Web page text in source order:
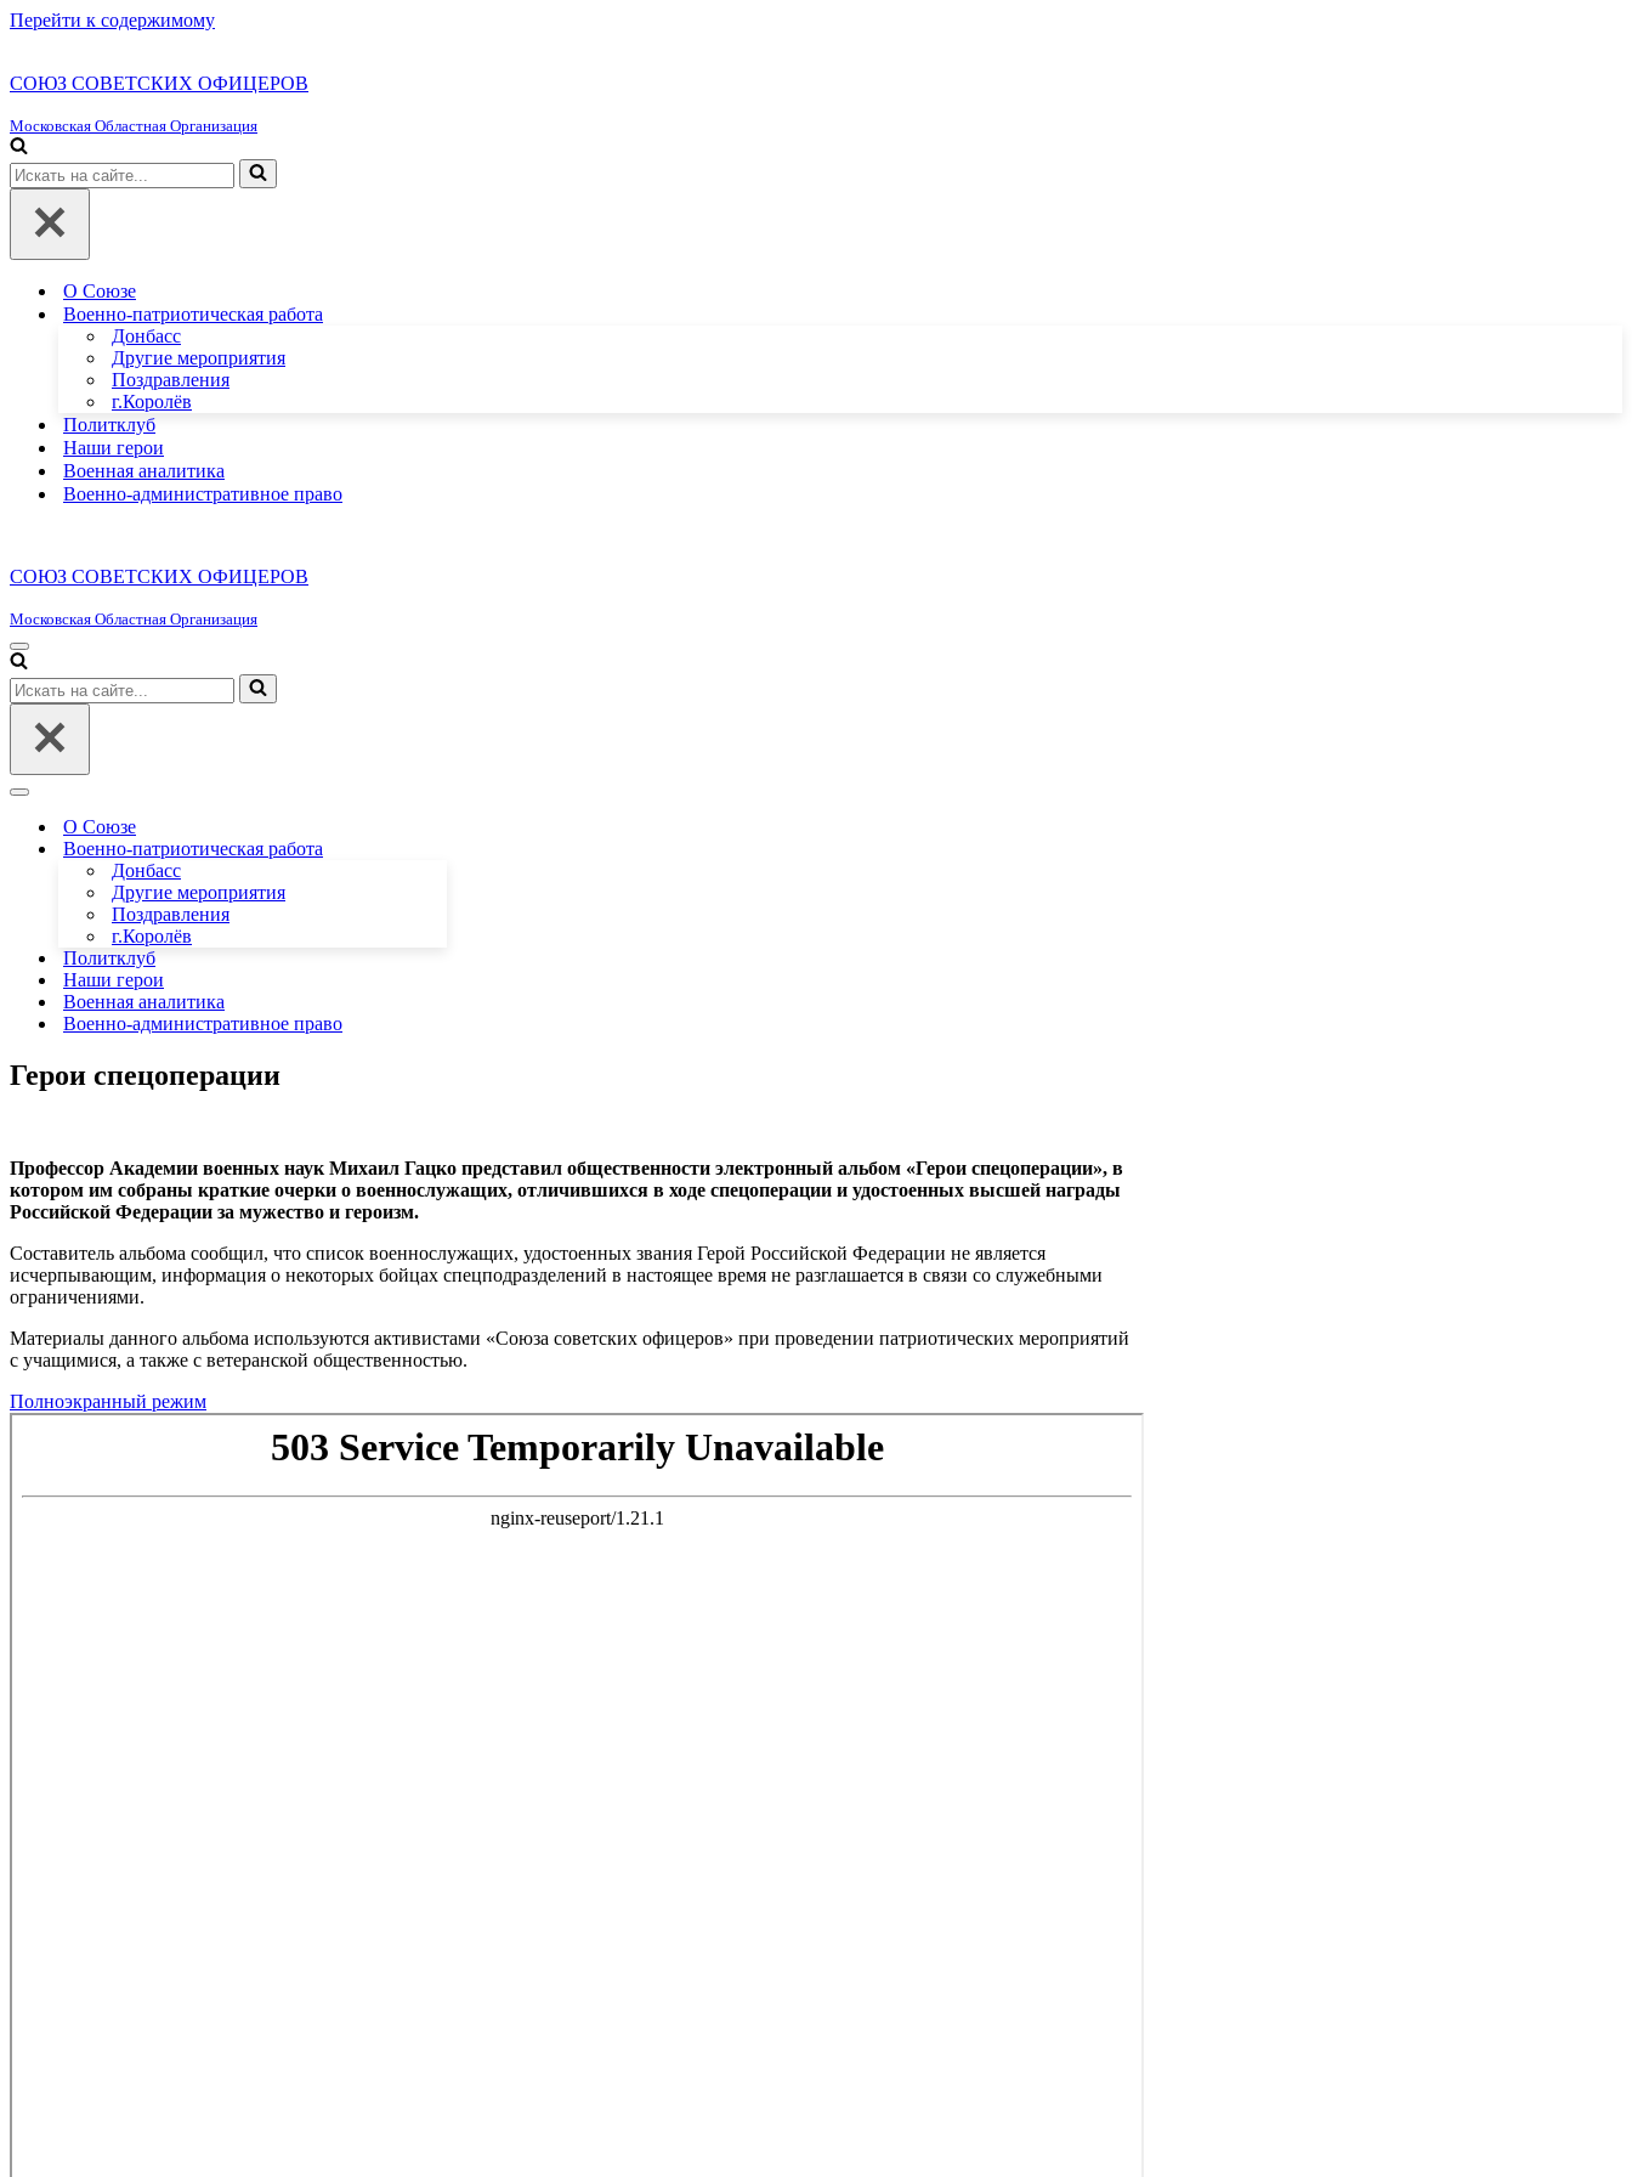
Перейти к содержимому
СОЮЗ СОВЕТСКИХ ОФИЦЕРОВ
Московская Областная Организация
Искать...
О Союзе
Военно-патриотическая работа
Донбасс
Другие мероприятия
Поздравления
г.Королёв
Политклуб
Наши герои
Военная аналитика
Военно-административное право
СОЮЗ СОВЕТСКИХ ОФИЦЕРОВ
Московская Областная Организация
Меню
навигации
Искать...
Меню
навигацииО Союзе
Военно-патриотическая работа
Донбасс
Другие мероприятия
Поздравления
г.Королёв
Политклуб
Наши герои
Военная аналитика
Военно-административное право
Герои спецоперации
Профессор Академии военных наук Михаил Гацко представил общественности электронный альбом «Герои спецоперации», в
котором им собраны краткие очерки о военнослужащих, отличившихся в ходе спецоперации и удостоенных высшей награды
Российской Федерации за мужество и героизм.
Составитель альбома сообщил, что список военнослужащих, удостоенных звания Герой Российской Федерации не является
исчерпывающим, информация о некоторых бойцах спецподразделений в настоящее время не разглашается в связи со служебными
ограничениями.
Материалы данного альбома используются активистами «Союза советских офицеров» при проведении патриотических мероприятий
с учащимися, а также с ветеранской общественностью.
Полноэкранный режим
Перейти